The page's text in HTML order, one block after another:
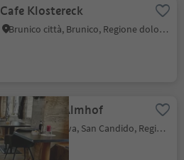
Cafe Klostereck
Brunico città, Brunico, Regione dolomitica Plan de Corones
Restaurant Almhof
Prato alla Drava, San Candido, Regione dolomitica 3 Cime